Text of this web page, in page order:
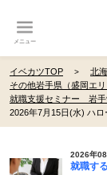
メニュー
イベカツTOP 北
その他岩手県（盛岡エリ
就職支援セミナー 岩手
2026年7月15日(水) ハロ
2026年
就職す